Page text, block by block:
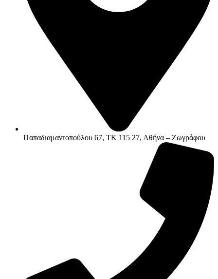
Παπαδιαμαντοπούλου 67, ΤΚ 115 27, Αθήνα – Ζωγράφου